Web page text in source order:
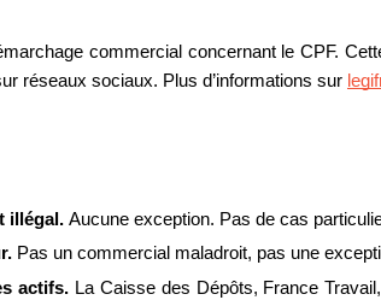
commercial concernant le CPF.
réseaux sociaux. Plus d’informations sur
illégal. Aucune exception. Pas de cas
Pas un commercial maladroit, pas une
actifs. La Caisse des Dépôts, France